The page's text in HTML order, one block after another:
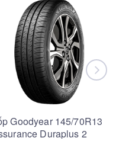
Goodyear 145/70R13
Duraplus 2